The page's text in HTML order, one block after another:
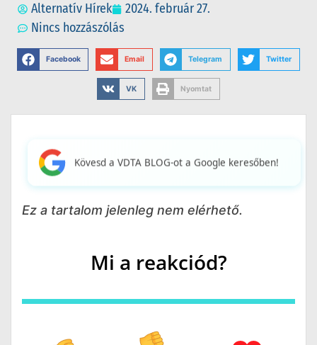
Alternatív Hírek
2024. február 27.
Nincs hozzászólás
Facebook Email Telegram Twitter
VK Nyomtat
Kövesd a VDTA BLOG-ot a Google keresőben!
Ez a tartalom jelenleg nem elérhető.
Mi a reakciód?